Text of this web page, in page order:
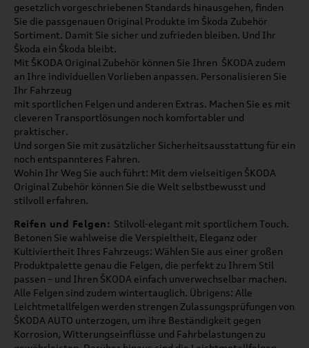
gesetzlich vorgeschriebenen Standards hinausgehen, finden
Sie die passgenauen Original Produkte im Škoda Zubehör
Sortiment. Damit Sie sicher und zufrieden bleiben. Und Ihr
Škoda ein Škoda bleibt.
Mit ŠKODA Original Zubehör können Sie Ihren ŠKODA zudem
an Ihre individuellen Vorlieben anpassen. Personalisieren Sie
Ihr Fahrzeug
mit sportlichen Felgen und anderen Extras. Machen Sie es mit
cleveren Transportlösungen noch komfortabler und
praktischer.
Und sorgen Sie mit zusätzlicher Sicherheitsausstattung für ein
noch entspannteres Fahren.
Wohin Ihr Weg Sie auch führt: Mit dem vielseitigen ŠKODA
Original Zubehör können Sie die Welt selbstbewusst und
stilvoll erfahren.
Reifen und Felgen: Stilvoll-elegant mit sportlichem Touch.
Betonen Sie wahlweise die Verspieltheit, Eleganz oder
Kultiviertheit Ihres Fahrzeugs: Wählen Sie aus einer großen
Produktpalette genau die Felgen, die perfekt zu Ihrem Stil
passen – und Ihren ŠKODA einfach unverwechselbar machen.
Alle Felgen sind zudem wintertauglich. Übrigens: Alle
Leichtmetallfelgen werden strengen Zulassungsprüfungen von
ŠKODA AUTO unterzogen, um ihre Beständigkeit gegen
Korrosion, Witterungseinflüsse und Fahrbelastungen zu